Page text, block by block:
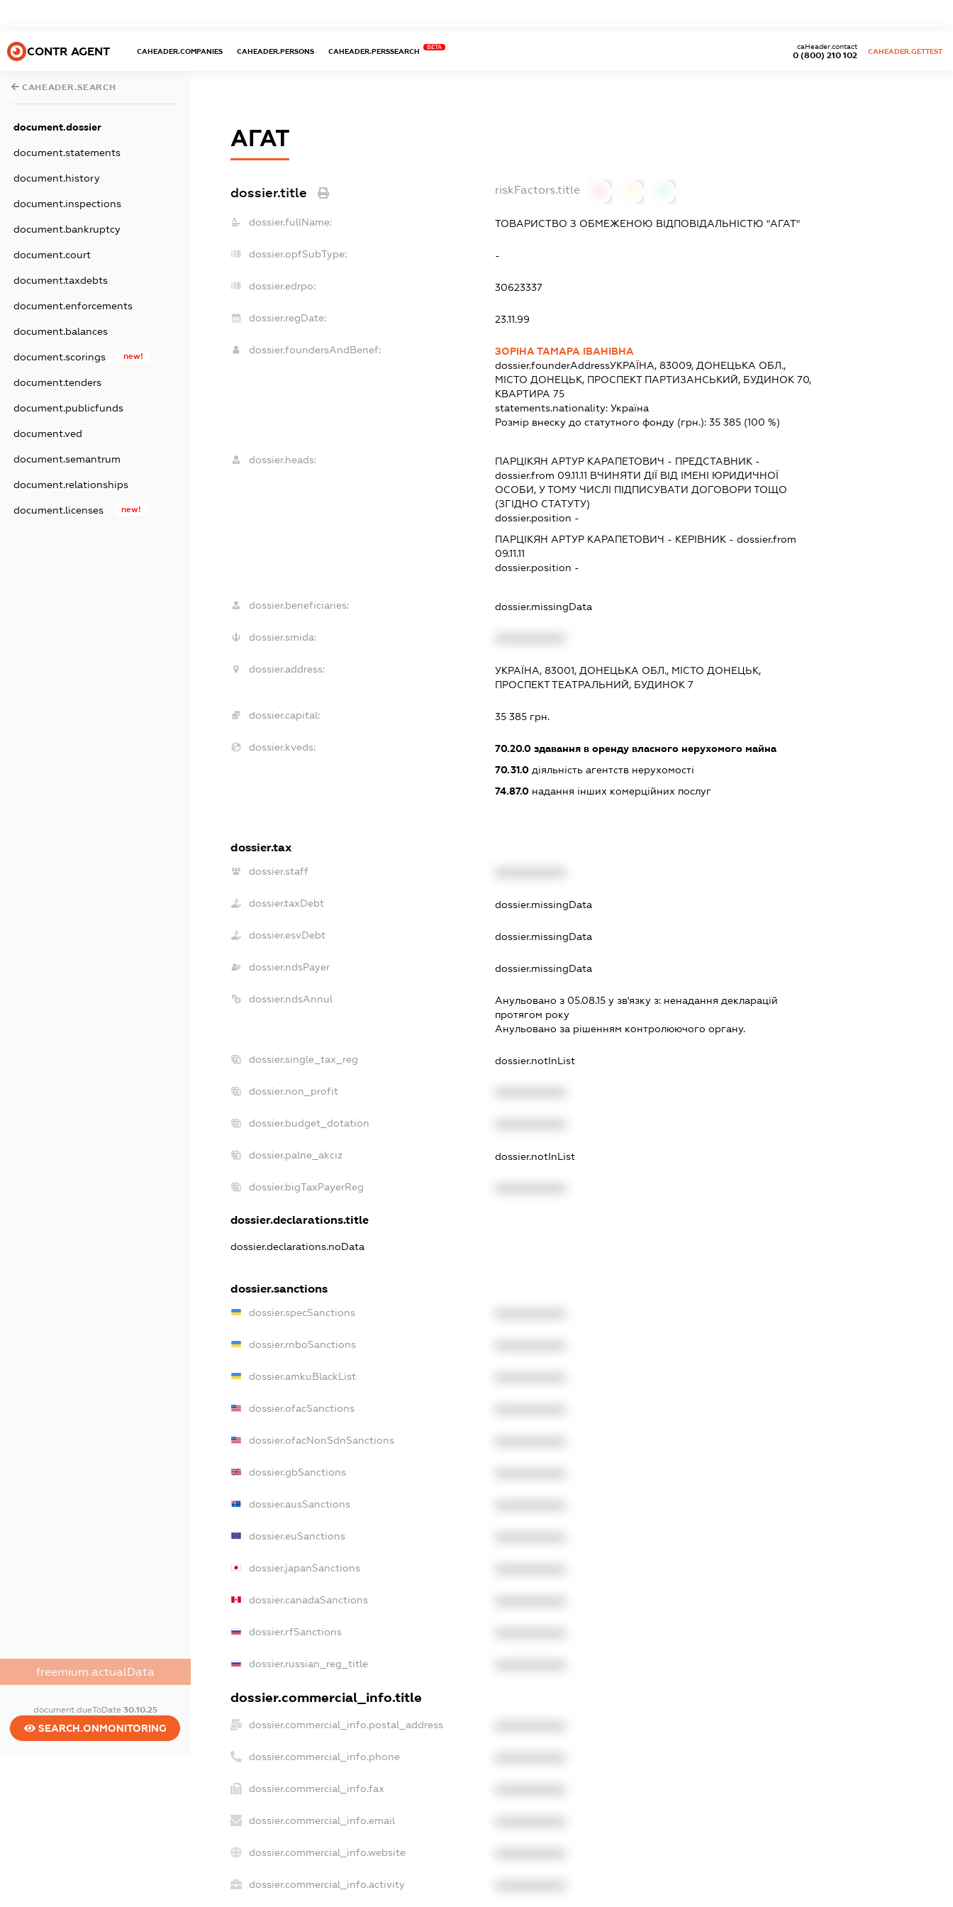
CONTR AGENT CAHEADER.COMPANIES CAHEADER.PERSONS CAHEADER.PERSSEARCH
BETA
0 (800) 210 102
caHeader.contact
CAHEADER.GETTEST
CAHEADER.SEARCH
document.dossier
document.statements
document.history
document.inspections
document.bankruptcy
document.court
document.taxdebts
document.enforcements
document.balances
document.scorings new!
document.tenders
document.publicfunds
document.ved
document.semantrum
document.relationships
document.licenses new!
freemium.actualData
document.dueToDate 30.10.25
SEARCH.ONMONITORING
АГАТ
dossier.title riskFactors.title
dossier.fullName: ТОВАРИСТВО З ОБМЕЖЕНОЮ ВІДПОВІДАЛЬНІСТЮ "АГАТ"
dossier.opfSubType: -
dossier.edrpo: 30623337
dossier.regDate: 23.11.99
dossier.foundersAndBenef:
ЗОРІНА ТАМАРА ІВАНІВНА
dossier.founderAddressУКРАЇНА, 83009, ДОНЕЦЬКА ОБЛ.,
МІСТО ДОНЕЦЬК, ПРОСПЕКТ ПАРТИЗАНСЬКИЙ, БУДИНОК 70,
КВАРТИРА 75
statements.nationality: Україна
Розмір внеску до статутного фонду (грн.): 35 385(100 %)
dossier.heads: ПАРЦІКЯН АРТУР КАРАПЕТОВИЧ - ПРЕДСТАВНИК -
dossier.from 09.11.11 ВЧИНЯТИ ДІЇ ВІД ІМЕНІ ЮРИДИЧНОЇ
ОСОБИ, У ТОМУ ЧИСЛІ ПІДПИСУВАТИ ДОГОВОРИ ТОЩО
(ЗГІДНО СТАТУТУ)
dossier.position -
ПАРЦІКЯН АРТУР КАРАПЕТОВИЧ - КЕРІВНИК - dossier.from
09.11.11
dossier.position -
dossier.beneficiaries: dossier.missingData
dossier.smida:
dossier.address:
УКРАЇНА, 83001, ДОНЕЦЬКА ОБЛ., МІСТО ДОНЕЦЬК,
ПРОСПЕКТ ТЕАТРАЛЬНИЙ, БУДИНОК 7
dossier.capital: 35 385 грн.
dossier.kveds: 70.20.0здавання в оренду власного нерухомого майна
70.31.0діяльність агентств нерухомості
74.87.0надання інших комерційних послуг
dossier.tax
dossier.staff
dossier.taxDebt dossier.missingData
dossier.esvDebt dossier.missingData
dossier.ndsPayer dossier.missingData
dossier.ndsAnnul Анульовано з 05.08.15 у зв'язку з: ненадання декларацiй
протягом року
Анульовано за рiшенням контролюючого органу.
dossier.single_tax_reg dossier.notInList
dossier.non_profit
dossier.budget_dotation
dossier.palne_akciz dossier.notInList
dossier.bigTaxPayerReg
dossier.declarations.title
dossier.declarations.noData
dossier.sanctions
dossier.specSanctions
dossier.rnboSanctions
dossier.amkuBlackList
dossier.ofacSanctions
dossier.ofacNonSdnSanctions
dossier.gbSanctions
dossier.ausSanctions
dossier.euSanctions
dossier.japanSanctions
dossier.canadaSanctions
dossier.rfSanctions
dossier.russian_reg_title
dossier.commercial_info.title
dossier.commercial_info.postal_address
dossier.commercial_info.phone
dossier.commercial_info.fax
dossier.commercial_info.email
dossier.commercial_info.website
dossier.commercial_info.activity